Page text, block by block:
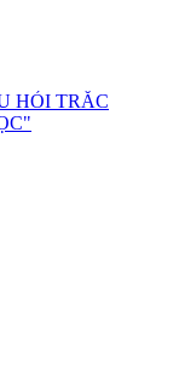
HỎI TRẮC